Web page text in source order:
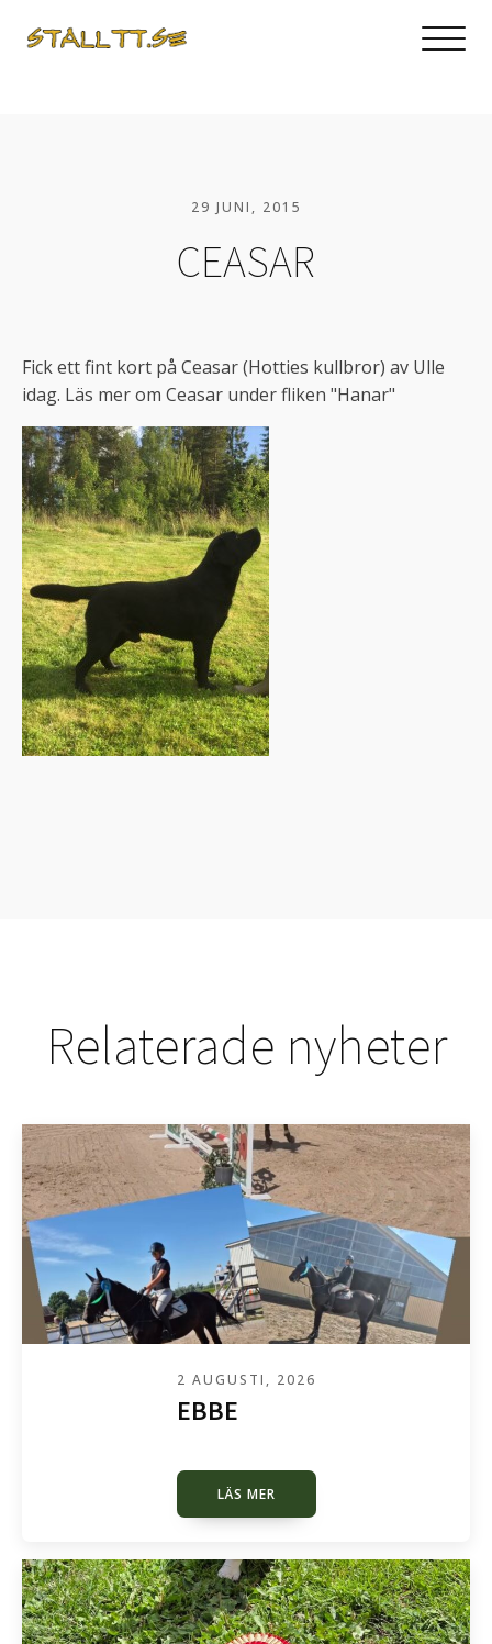
29 JUNI, 2015
CEASAR
Fick ett fint kort på Ceasar (Hotties kullbror) av Ulle
idag. Läs mer om Ceasar under fliken "Hanar"
Relaterade nyheter
2 AUGUSTI, 2026
EBBE
LÄS MER